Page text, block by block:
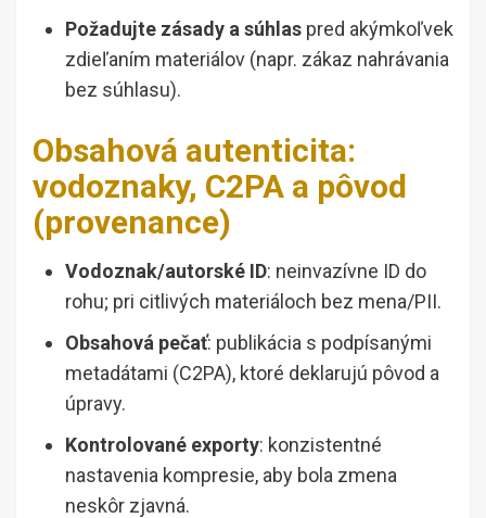
Požadujte zásady a súhlas pred akýmkoľvek
zdieľaním materiálov (napr. zákaz nahrávania
bez súhlasu).
Obsahová autenticita:
vodoznaky, C2PA a pôvod
(provenance)
Vodoznak/autorské ID: neinvazívne ID do
rohu; pri citlivých materiáloch bez mena/PII.
Obsahová pečať: publikácia s podpísanými
metadátami (C2PA), ktoré deklarujú pôvod a
úpravy.
Kontrolované exporty: konzistentné
nastavenia kompresie, aby bola zmena
neskôr zjavná.